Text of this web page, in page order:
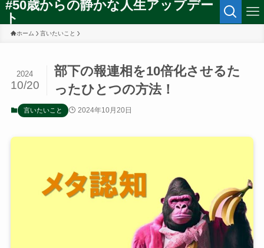
#50歳からの静かな人生アップデー
ト
ホーム 言いたいこと
部下の報連相を10倍化させるた
ったひとつの方法！
2024
10/20
言いたいこと 2024年10月20日